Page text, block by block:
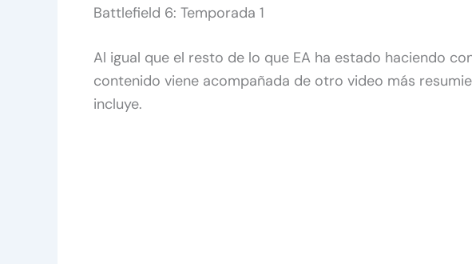
Battlefield 6: Temporada 1
Al igual que el resto de lo que EA ha estado haciendo
contenido viene acompañada de otro video más
incluye.